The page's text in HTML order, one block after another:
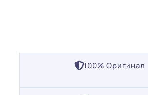
100% Оригинал